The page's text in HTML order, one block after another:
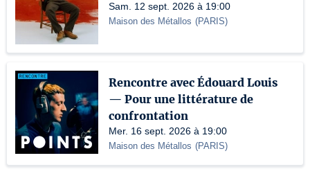
Sam. 12 sept. 2026 à 19:00
Maison des Métallos (PARIS)
Rencontre avec Édouard Louis
— Pour une littérature de
confrontation
Mer. 16 sept. 2026 à 19:00
Maison des Métallos (PARIS)